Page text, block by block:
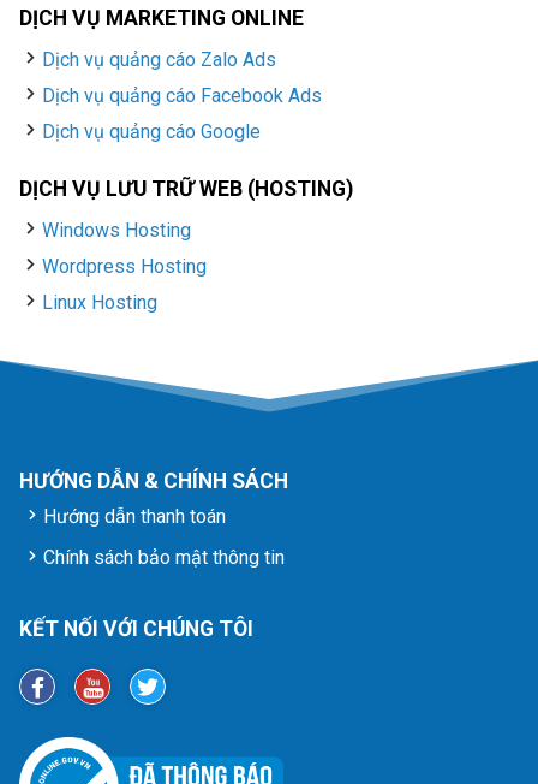
DỊCH VỤ MARKETING ONLINE
Dịch vụ quảng cáo Zalo Ads
Dịch vụ quảng cáo Facebook Ads
Dịch vụ quảng cáo Google
DỊCH VỤ LƯU TRỮ WEB (HOSTING)
Windows Hosting
Wordpress Hosting
Linux Hosting
HƯỚNG DẪN & CHÍNH SÁCH
Hướng dẫn thanh toán
Chính sách bảo mật thông tin
KẾT NỐI VỚI CHÚNG TÔI